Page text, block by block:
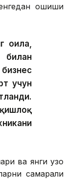
ошиши
оила,
учун
ва янги узоқ
самарали